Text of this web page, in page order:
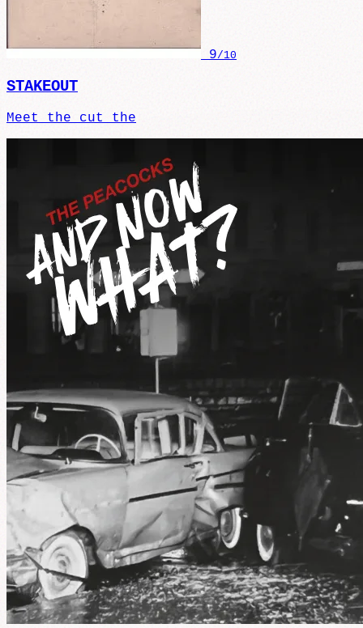
9/10
STAKEOUT
Meet the cut the